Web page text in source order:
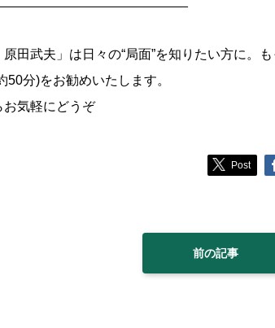
田武夫」は日々の“局面”を知りたい方に。
50分)をお勧めいたします。
お気軽にどうぞ
Post
前の記事